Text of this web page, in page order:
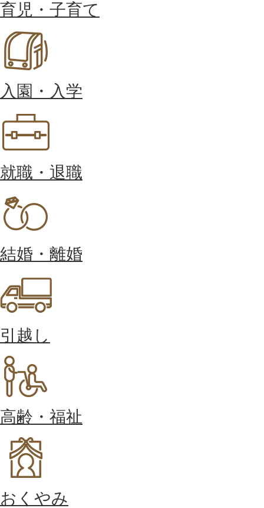
育児・子育て
入園・入学
就職・退職
結婚・離婚
引越し
高齢・福祉
おくやみ